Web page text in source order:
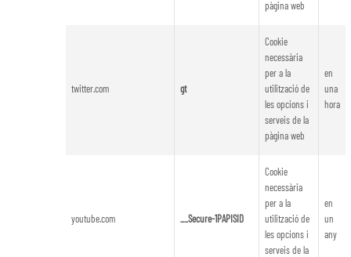
pàgina web
twitter.com gt
Cookie
necessària
per a la
utilització de
les opcions i
serveis de la
pàgina web
en
una
hora
youtube.com __Secure-1PAPISID
Cookie
necessària
per a la
utilització de
les opcions i
serveis de la
en
un
any